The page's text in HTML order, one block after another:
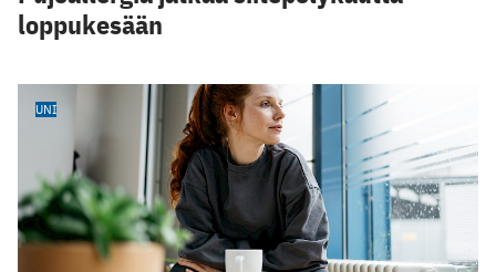
loppukesään
UNI